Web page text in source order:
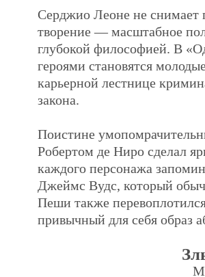
Серджио Леоне не снимает
творение — масштабное
глубокой философией. В
героями становятся
карьерной лестнице
закона.
Поистине
Робертом де Ниро сделал
каждого персонажа
Джеймс Вудс, который
Пеши также
привычный для себя образ